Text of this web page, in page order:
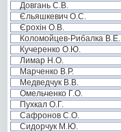
Довгань С.В.
Єльяшкевич О.С.
Єрохін О.В.
Коломойцев-Рибалка В.Е.
Кучеренко О.Ю.
Лимар Н.О.
Марченко В.Р.
Медведчук В.В.
Омельченко Г.О.
Пухкал О.Г.
Сафронов С.О.
Сидорчук М.Ю.